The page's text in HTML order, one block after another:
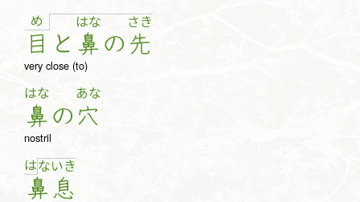
め
目 と
はな
鼻の
さ き
先
very close (to)
はな
鼻の
あな
穴
nostril
はな
鼻
いき
息